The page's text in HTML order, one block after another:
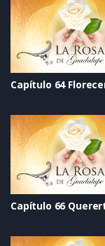
Capítulo 64
Capítulo 66